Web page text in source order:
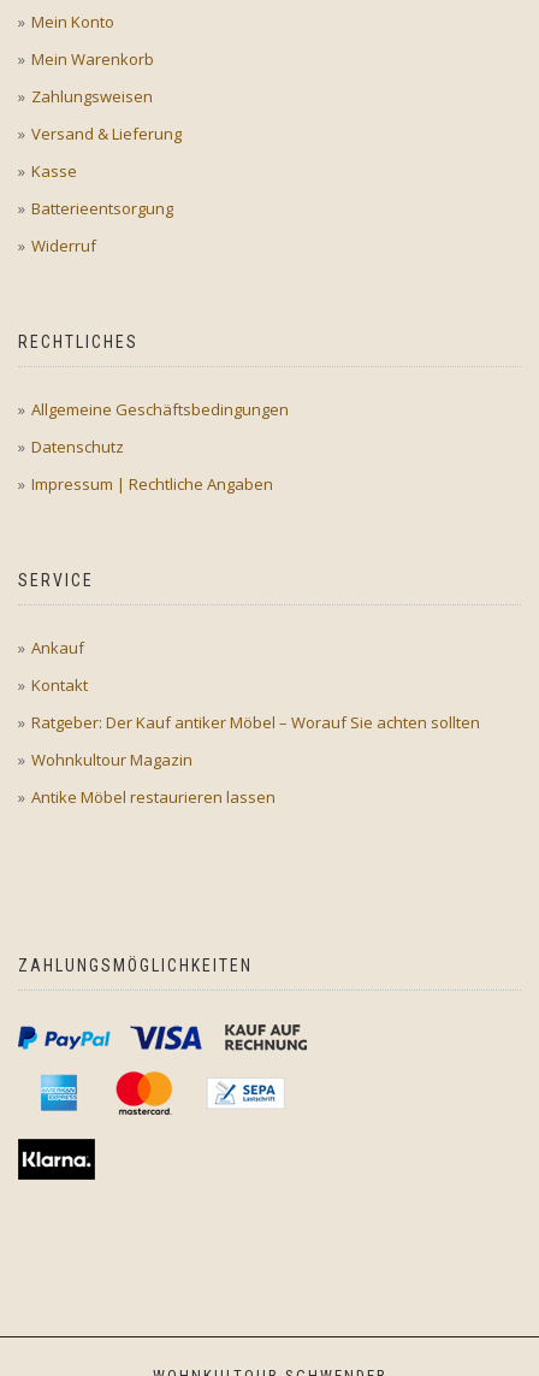
Mein Konto
Mein Warenkorb
Zahlungsweisen
Versand & Lieferung
Kasse
Batterieentsorgung
Widerruf
RECHTLICHES
Allgemeine Geschäftsbedingungen
Datenschutz
Impressum | Rechtliche Angaben
SERVICE
Ankauf
Kontakt
Ratgeber: Der Kauf antiker Möbel – Worauf Sie achten sollten
Wohnkultour Magazin
Antike Möbel restaurieren lassen
ZAHLUNGSMÖGLICHKEITEN